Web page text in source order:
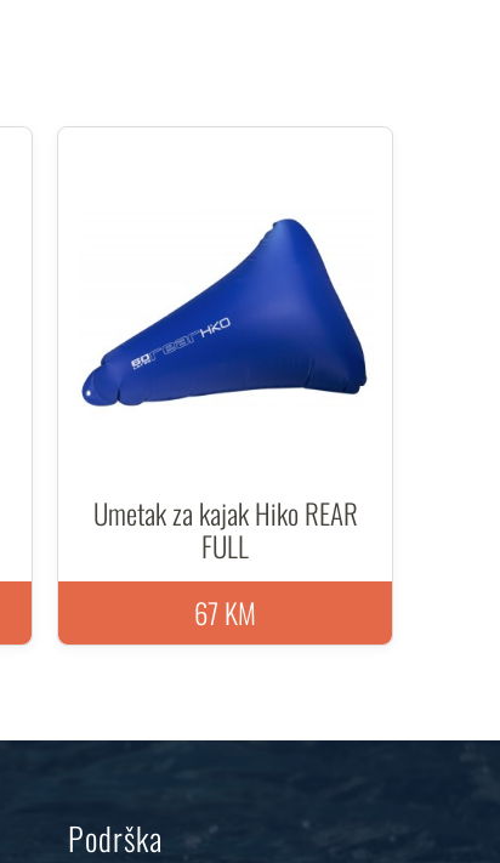
Umetak za kajak Hiko REAR
FULL
67 KM
Podrška